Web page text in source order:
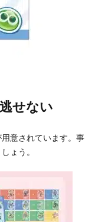
せない
意されています。事
ょう。